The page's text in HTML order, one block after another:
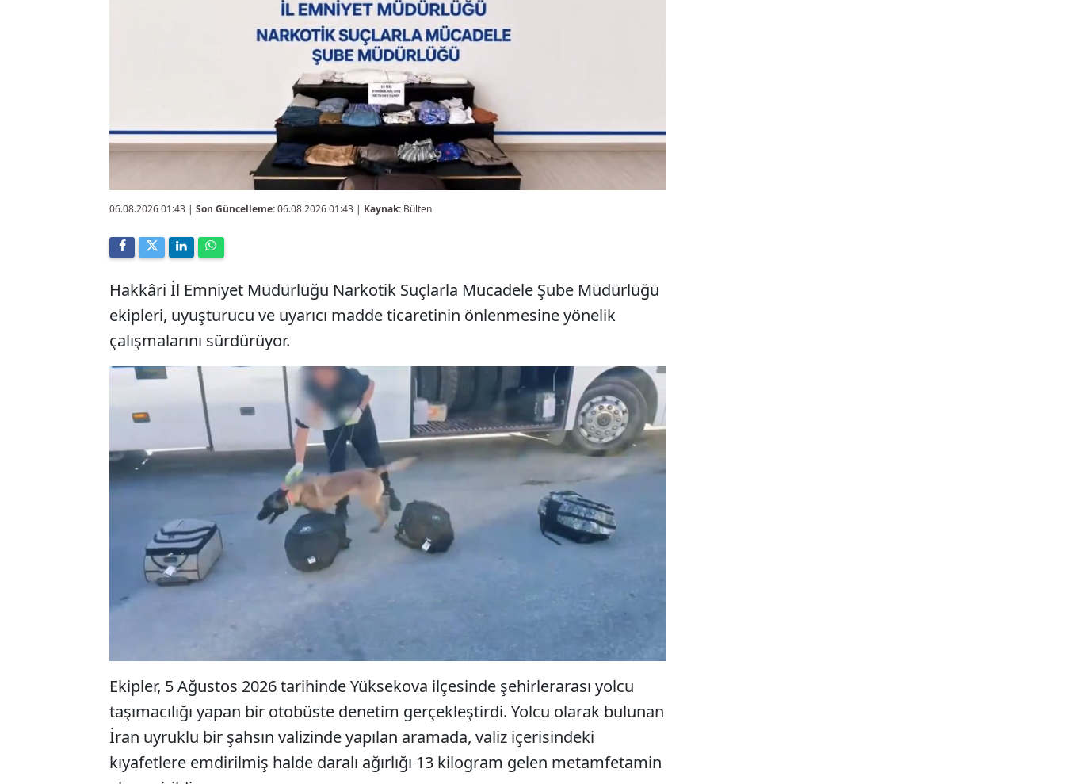
06.08.2026 01:43 | Son Güncelleme:06.08.2026 01:43 | Kaynak: Bülten
Hakkâri İl Emniyet Müdürlüğü Narkotik Suçlarla Mücadele Şube Müdürlüğü
ekipleri, uyuşturucu ve uyarıcı madde ticaretinin önlenmesine yönelik
çalışmalarını sürdürüyor.
Ekipler, 5 Ağustos 2026 tarihinde Yüksekova ilçesinde şehirlerarası yolcu
taşımacılığı yapan bir otobüste denetim gerçekleştirdi. Yolcu olarak bulunan
İran uyruklu bir şahsın valizinde yapılan aramada, valiz içerisindeki
kıyafetlere emdirilmiş halde daralı ağırlığı 13 kilogram gelen metamfetamin